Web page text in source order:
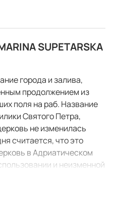
SUPETARSKA
города и залива,
продолжением из
поля на раб. Название
Святого Петра,
не изменилась
считается, что это
в Адриатическом
и неизменной
раб, но кроме